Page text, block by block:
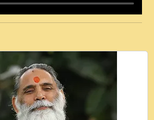
मर हथ र मह वदवन पहच दय! मह जन
Bhajan - New Bhajan 2020
ज्ञान पाया मैं बड़ी मस्ती में हूँ । 2018 -
Ratan Ji Rasik.mp3
द सनव मड उतत सर रख क, नल रव त